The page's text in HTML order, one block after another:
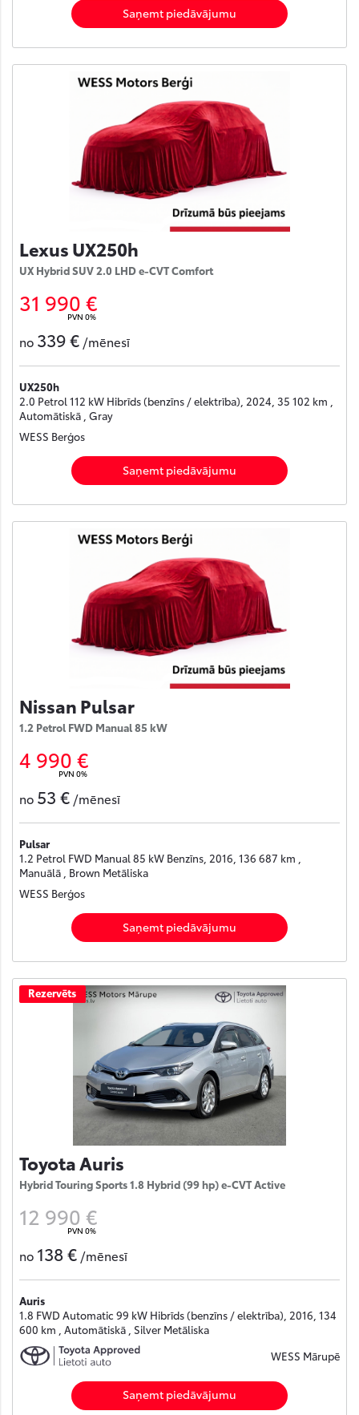
Saņemt piedāvājumu
Lexus UX250h
UX Hybrid SUV 2.0 LHD e-CVT Comfort
31 990 €
PVN 0%
no 339 € /mēnesī
UX250h
2.0 Petrol 112 kW Hibrīds (benzīns / elektrība), 2024, 35 102 km ,
Automātiskā , Gray
WESS Berģos
Saņemt piedāvājumu
Nissan Pulsar
1.2 Petrol FWD Manual 85 kW
4 990 €
PVN 0%
no 53 € /mēnesī
Pulsar
1.2 Petrol FWD Manual 85 kW Benzīns, 2016, 136 687 km ,
Manuālā , Brown Metāliska
WESS Berģos
Saņemt piedāvājumu
Rezervēts
Toyota Auris
Hybrid Touring Sports 1.8 Hybrid (99 hp) e-CVT Active
12 990 €
PVN 0%
no 138 € /mēnesī
Auris
1.8 FWD Automatic 99 kW Hibrīds (benzīns / elektrība), 2016, 134
600 km , Automātiskā , Silver Metāliska
WESS Mārupē
Saņemt piedāvājumu